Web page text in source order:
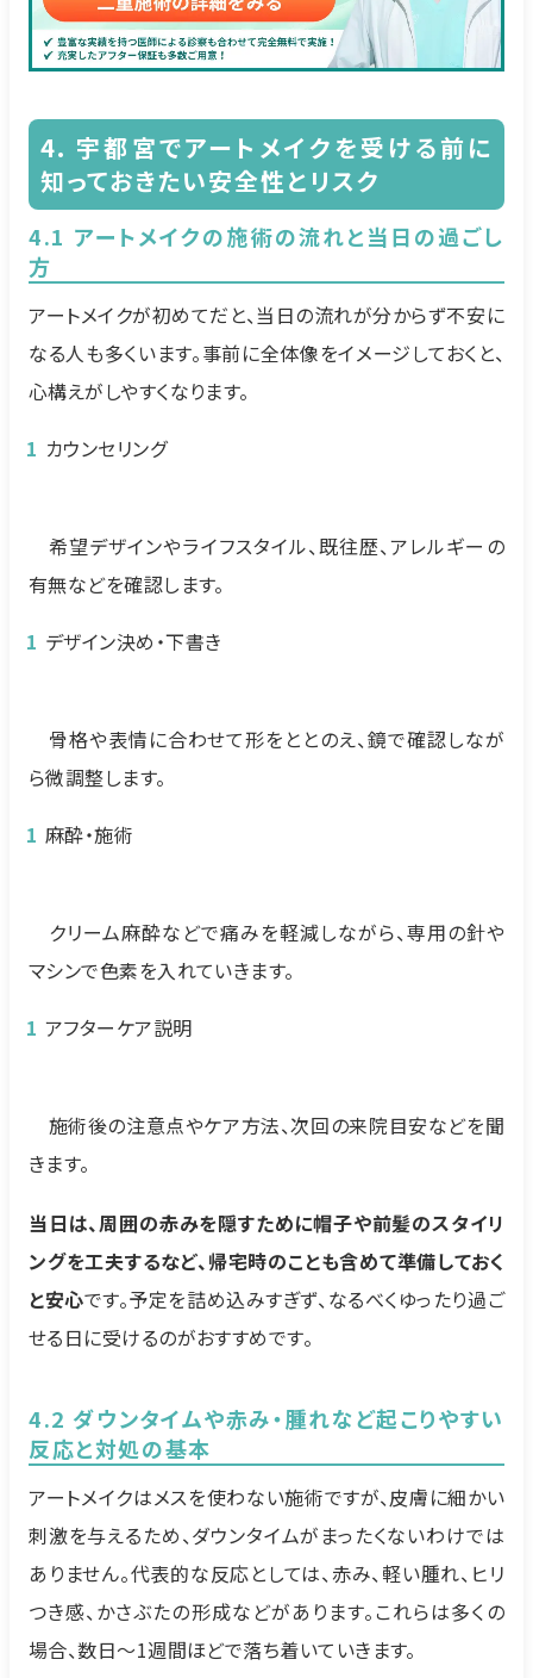
4. 宇都宮でアートメイクを受ける前に
知っておきたい安全性とリスク
4.1 アートメイクの施術の流れと当日の過ごし
方
アートメイクが初めてだと、当日の流れが分からず不安に
なる人も多くいます。事前に全体像をイメージしておくと、
心構えがしやすくなります。
カウンセリング
希望デザインやライフスタイル、既往歴、アレルギーの
有無などを確認します。
デザイン決め・下書き
骨格や表情に合わせて形をととのえ、鏡で確認しなが
ら微調整します。
麻酔・施術
クリーム麻酔などで痛みを軽減しながら、専用の針や
マシンで色素を入れていきます。
アフターケア説明
施術後の注意点やケア方法、次回の来院目安などを聞
きます。
当日は、周囲の赤みを隠すために帽子や前髪のスタイリ
ングを工夫するなど、帰宅時のことも含めて準備しておく
と安心です。予定を詰め込みすぎず、なるべくゆったり過ご
せる日に受けるのがおすすめです。
4.2 ダウンタイムや赤み・腫れなど起こりやすい
反応と対処の基本
アートメイクはメスを使わない施術ですが、皮膚に細かい
刺激を与えるため、ダウンタイムがまったくないわけでは
ありません。代表的な反応としては、赤み、軽い腫れ、ヒリ
つき感、かさぶたの形成などがあります。これらは多くの
場合、数日〜1週間ほどで落ち着いていきます。